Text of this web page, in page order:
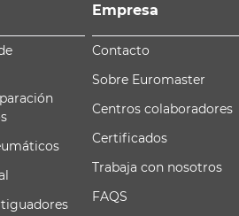
Empresa
Contacto
Sobre Euromaster
Centros colaboradores
Certificados
Trabaja con nosotros
FAQS